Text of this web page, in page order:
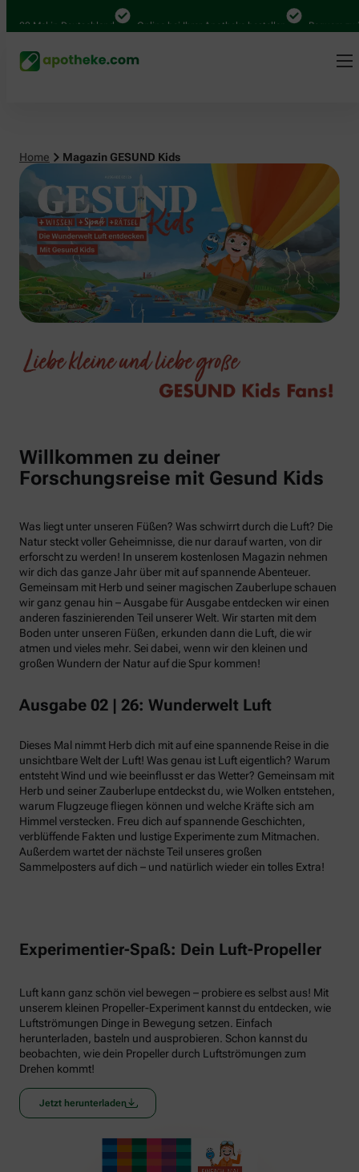
in Deutschland Online bei Ihrer Apotheke bestellen Bequem zwischen
Home Magazin GESUND Kids
Willkommen zu deiner
Forschungsreise mit Gesund Kids
Was liegt unter unseren Füßen? Was schwirrt durch die Luft? Die
Natur steckt voller Geheimnisse, die nur darauf warten, von dir
erforscht zu werden! In unserem kostenlosen Magazin nehmen
wir dich das ganze Jahr über mit auf spannende Abenteuer.
Gemeinsam mit Herb und seiner magischen Zauberlupe schauen
wir ganz genau hin – Ausgabe für Ausgabe entdecken wir einen
anderen faszinierenden Teil unserer Welt. Wir starten mit dem
Boden unter unseren Füßen, erkunden dann die Luft, die wir
atmen und vieles mehr. Sei dabei, wenn wir den kleinen und
großen Wundern der Natur auf die Spur kommen!
Ausgabe 02 | 26: Wunderwelt Luft
Dieses Mal nimmt Herb dich mit auf eine spannende Reise in die
unsichtbare Welt der Luft! Was genau ist Luft eigentlich? Warum
entsteht Wind und wie beeinflusst er das Wetter? Gemeinsam mit
Herb und seiner Zauberlupe entdeckst du, wie Wolken entstehen,
warum Flugzeuge fliegen können und welche Kräfte sich am
Himmel verstecken. Freu dich auf spannende Geschichten,
verblüffende Fakten und lustige Experimente zum Mitmachen.
Außerdem wartet der nächste Teil unseres großen
Sammelposters auf dich – und natürlich wieder ein tolles Extra!
Experimentier-Spaß: Dein Luft-Propeller
Luft kann ganz schön viel bewegen – probiere es selbst aus! Mit
unserem kleinen Propeller-Experiment kannst du entdecken, wie
Luftströmungen Dinge in Bewegung setzen. Einfach
herunterladen, basteln und ausprobieren. Schon kannst du
beobachten, wie dein Propeller durch Luftströmungen zum
Drehen kommt!
Jetzt herunterladen